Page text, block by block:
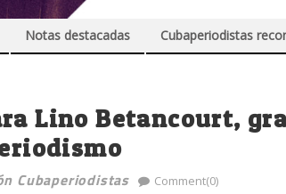
Notas destacadas Cubaperiodistas
Lino Betancourt,
Cubaperiodistas Comment(0)